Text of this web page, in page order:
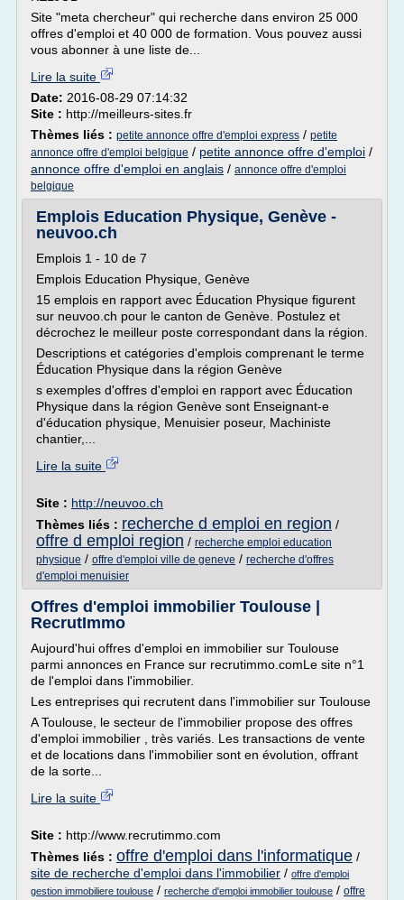
Site "meta chercheur" qui recherche dans environ 25 000
offres d'emploi et 40 000 de formation. Vous pouvez aussi
vous abonner à une liste de...
Lire la suite
Date: 2016-08-29 07:14:32
Site : http://meilleurs-sites.fr
Thèmes liés : petite annonce offre d'emploi express / petite
annonce offre d'emploi belgique / petite annonce offre d'emploi /
annonce offre d'emploi en anglais / annonce offre d'emploi
belgique
Emplois Education Physique, Genève -
neuvoo.ch
Emplois 1 - 10 de 7
Emplois Education Physique, Genève
15 emplois en rapport avec Éducation Physique figurent
sur neuvoo.ch pour le canton de Genève. Postulez et
décrochez le meilleur poste correspondant dans la région.
Descriptions et catégories d'emplois comprenant le terme
Éducation Physique dans la région Genève
s exemples d'offres d'emploi en rapport avec Éducation
Physique dans la région Genève sont Enseignant-e
d'éducation physique, Menuisier poseur, Machiniste
chantier,...
Lire la suite
Site : http://neuvoo.ch
Thèmes liés : recherche d emploi en region /
offre d emploi region / recherche emploi education
physique / offre d'emploi ville de geneve / recherche d'offres
d'emploi menuisier
Offres d'emploi immobilier Toulouse |
RecrutImmo
Aujourd'hui offres d'emploi en immobilier sur Toulouse
parmi annonces en France sur recrutimmo.comLe site n°1
de l'emploi dans l'immobilier.
Les entreprises qui recrutent dans l'immobilier sur Toulouse
A Toulouse, le secteur de l'immobilier propose des offres
d'emploi immobilier , très variés. Les transactions de vente
et de locations dans l'immobilier sont en évolution, offrant
de la sorte...
Lire la suite
Site : http://www.recrutimmo.com
Thèmes liés : offre d'emploi dans l'informatique /
site de recherche d'emploi dans l'immobilier / offre d'emploi
gestion immobiliere toulouse / recherche d'emploi immobilier toulouse / offre